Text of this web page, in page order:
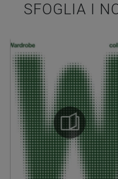
SFOGLIA I